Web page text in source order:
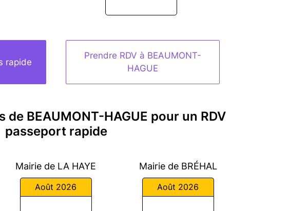
rapide
Prendre RDV à BEAUMONT-
HAGUE
de BEAUMONT-HAGUE pour un RDV
passeport rapide
Mairie de LA HAYE
Août 2026
Mairie de BRÉHAL
Août 2026